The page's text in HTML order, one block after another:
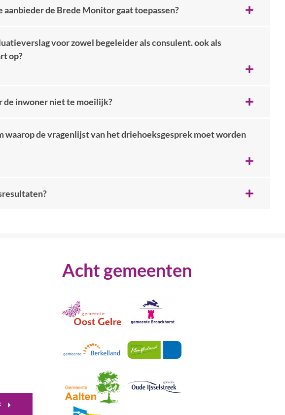
de Brede Monitor gaat toepassen?
voor zowel begeleider als consulent. ook als
op?
de inwoner niet te moeilijk?
waarop de vragenlijst van het driehoeksgesprek moet worden
Acht gemeenten